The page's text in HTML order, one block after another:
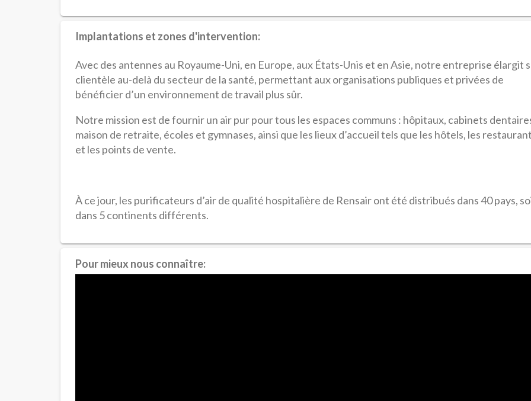
Implantations et zones d'intervention:
Avec des antennes au Royaume-Uni, en Europe, aux États-Unis et en Asie, notre entreprise élargit
clientèle au-delà du secteur de la santé, permettant aux organisations publiques et privées de
bénéficier d’un environnement de travail plus sûr.
Notre mission est de fournir un air pur pour tous les espaces communs : hôpitaux, cabinets
maison de retraite, écoles et gymnases, ainsi que les lieux d’accueil tels que les hôtels, les
et les points de vente.
À ce jour, les purificateurs d’air de qualité hospitalière de Rensair ont été distribués dans 40 pays,
dans 5 continents différents.
Pour mieux nous connaître: